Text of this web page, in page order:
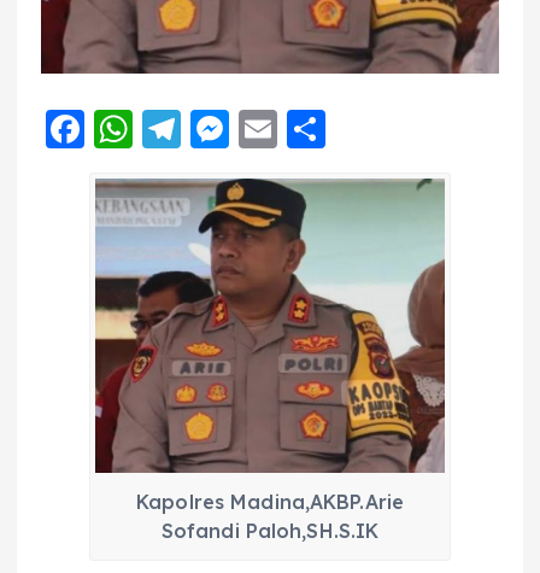
F
a
c
e
b
o
o
k
W
h
a
ts
A
p
p
T
el
e
g
r
a
m
M
e
ss
e
n
g
er
E
m
ai
l
h
a
Kapolres Madina,AKBP.Arie
Sofandi Paloh,SH.S.IK